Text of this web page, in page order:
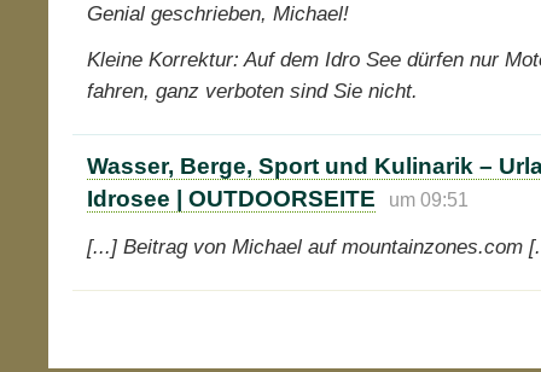
Genial geschrieben, Michael!
Kleine Korrektur: Auf dem Idro See dürfen nur
fahren, ganz verboten sind Sie nicht.
Wasser, Berge, Sport und Kulinarik –
Idrosee | OUTDOORSEITE
um 09:51
[...] Beitrag von Michael auf mountainzones.com